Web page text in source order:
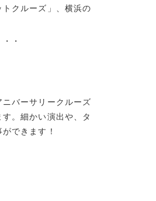
クルーズ」、横浜の
・
バーサリークルーズ
。細かい演出や、タ
できます！